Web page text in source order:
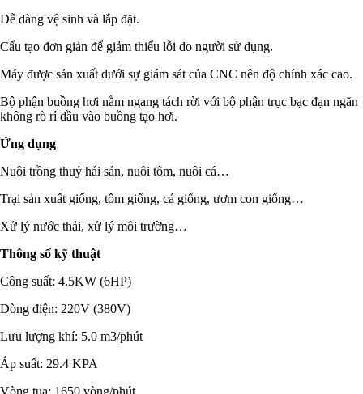
Dễ dàng vệ sinh và lắp đặt.
Cấu tạo đơn giản để giảm thiểu lỗi do người sử dụng.
Máy được sản xuất dưới sự giám sát của CNC nên độ chính xác cao.
Bộ phận buồng hơi nằm ngang tách rời với bộ phận trục bạc đạn ngăn
không rò rỉ dầu vào buồng tạo hơi.
Ứng dụng
Nuôi trồng thuỷ hải sản, nuôi tôm, nuôi cá…
Trại sản xuất giống, tôm giống, cá giống, ươm con giống…
Xử lý nước thải, xử lý môi trường…
Thông số kỹ thuật
Công suất: 4.5KW (6HP)
Dòng điện: 220V (380V)
Lưu lượng khí: 5.0 m3/phút
Áp suất: 29.4 KPA
Vòng tua: 1650 vòng/phút